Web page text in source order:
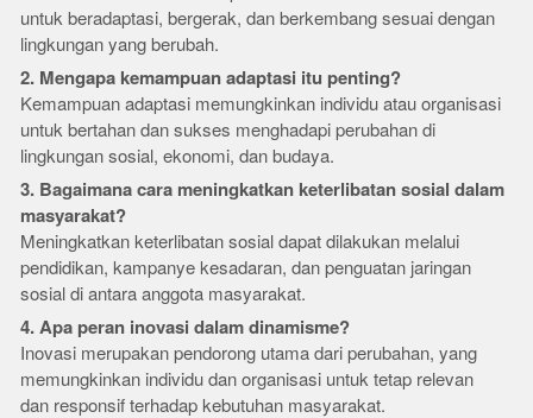
untuk beradaptasi, bergerak, dan berkembang sesuai dengan
lingkungan yang berubah.
2. Mengapa kemampuan adaptasi itu penting?
Kemampuan adaptasi memungkinkan individu atau organisasi
untuk bertahan dan sukses menghadapi perubahan di
lingkungan sosial, ekonomi, dan budaya.
3. Bagaimana cara meningkatkan keterlibatan sosial dalam
masyarakat?
Meningkatkan keterlibatan sosial dapat dilakukan melalui
pendidikan, kampanye kesadaran, dan penguatan jaringan
sosial di antara anggota masyarakat.
4. Apa peran inovasi dalam dinamisme?
Inovasi merupakan pendorong utama dari perubahan, yang
memungkinkan individu dan organisasi untuk tetap relevan
dan responsif terhadap kebutuhan masyarakat.